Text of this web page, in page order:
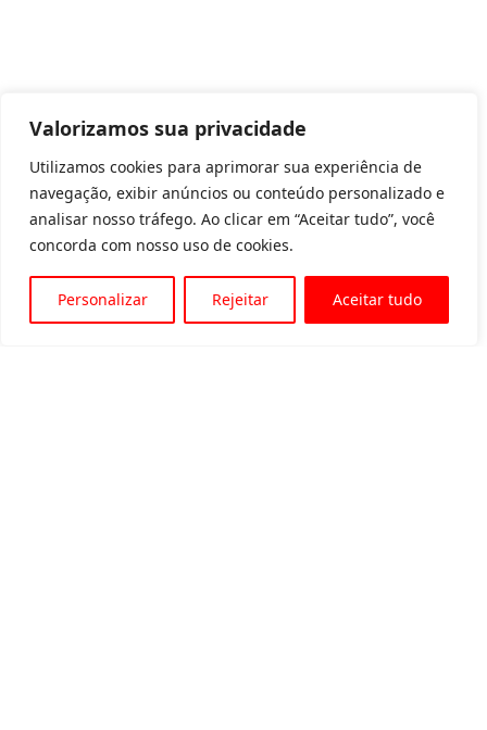
Valorizamos sua privacidade
Utilizamos cookies para aprimorar sua experiência de
navegação, exibir anúncios ou conteúdo personalizado e
analisar nosso tráfego. Ao clicar em “Aceitar tudo”, você
concorda com nosso uso de cookies.
Personalizar Rejeitar Aceitar tudo